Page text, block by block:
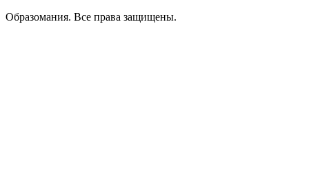
Образомания. Все права защищены.